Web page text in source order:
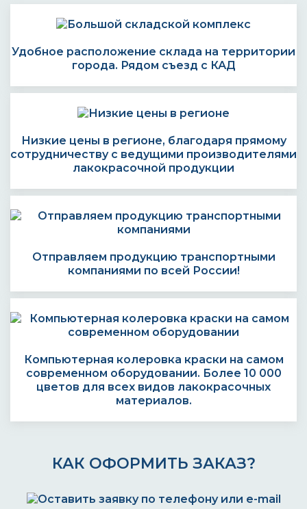
Удобное расположение склада на территории
города. Рядом съезд с КАД
Низкие цены в регионе, благодаря прямому
сотрудничеству с ведущими производителями
лакокрасочной продукции
Отправляем продукцию транспортными
компаниями по всей России!
Компьютерная колеровка краски на самом
современном оборудовании. Более 10 000
цветов для всех видов лакокрасочных
материалов.
КАК ОФОРМИТЬ ЗАКАЗ?